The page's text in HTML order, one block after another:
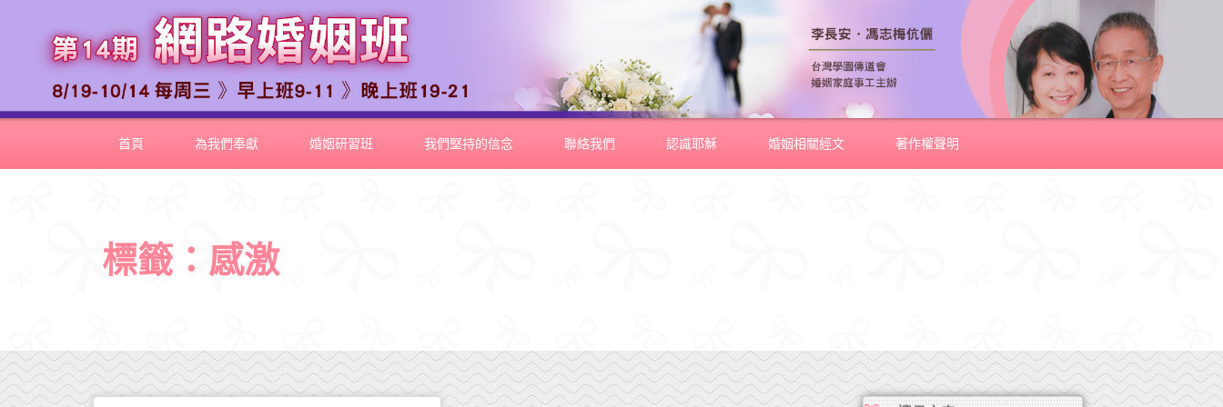
首頁 為我們奉獻 婚姻研習班 我們堅持的信念 聯絡我們 認識耶穌 婚姻相關經文 著作權聲明
標籤：感激